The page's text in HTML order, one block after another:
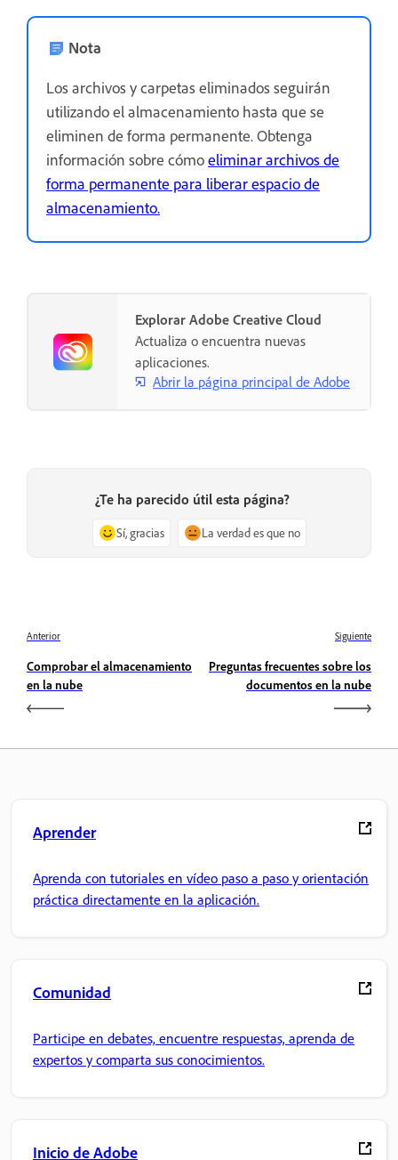
Nota
Los archivos y carpetas eliminados seguirán
utilizando el almacenamiento hasta que se
eliminen de forma permanente. Obtenga
información sobre cómoeliminar archivos de
forma permanente para liberar espacio de
almacenamiento.
Explorar Adobe Creative Cloud
Actualiza o encuentra nuevas
aplicaciones.
Abrir la página principal de Adobe
¿Te ha parecido útil esta página?
Sí, gracias La verdad es que no
Anterior
Comprobar el almacenamiento
en la nube
Siguiente
Preguntas frecuentes sobre los
documentos en la nube
Aprender
Aprenda con tutoriales en vídeo paso a paso y orientación
práctica directamente en la aplicación.
Comunidad
Participe en debates, encuentre respuestas, aprenda de
expertos y comparta sus conocimientos.
Inicio de Adobe